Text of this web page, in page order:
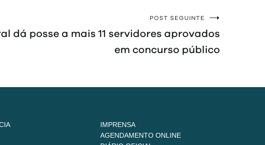
POST SEGUINTE
dá posse a mais 11 servidores aprovados
em concurso público
IMPRENSA
AGENDAMENTO ONLINE